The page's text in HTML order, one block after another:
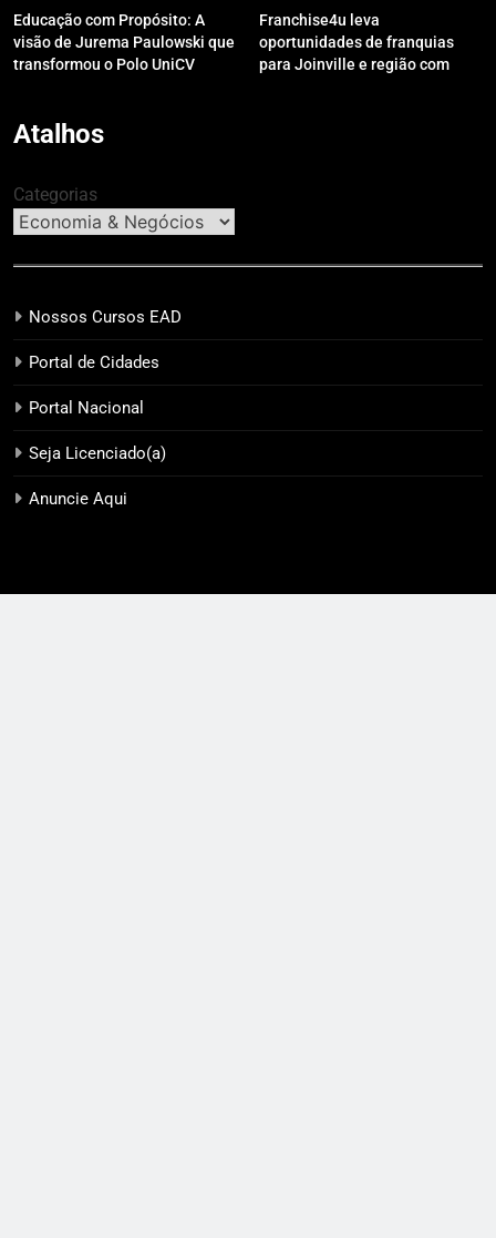
Educação com Propósito: A
visão de Jurema Paulowski que
transformou o Polo UniCV
Franchise4u leva
oportunidades de franquias
para Joinville e região com
Atalhos
Categorias
Nossos Cursos EAD
Portal de Cidades
Portal Nacional
Seja Licenciado(a)
Anuncie Aqui